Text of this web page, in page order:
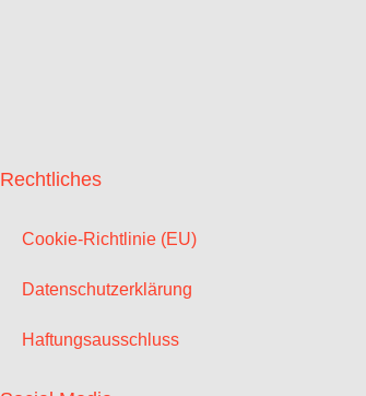
Rechtliches
Cookie-Richtlinie (EU)
Datenschutzerklärung
Haftungsausschluss